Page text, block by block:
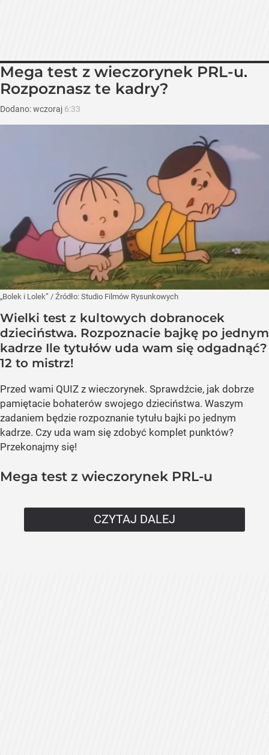
Mega test z wieczorynek PRL-u.
Rozpoznasz te kadry?
Dodano:wczoraj 6:33
„Bolek i Lolek” / Źródło: Studio Filmów Rysunkowych
Wielki test z kultowych dobranocek
dzieciństwa. Rozpoznacie bajkę po jednym
kadrze Ile tytułów uda wam się odgadnąć?
12 to mistrz!
Przed wami QUIZ z wieczorynek. Sprawdźcie, jak dobrze
pamiętacie bohaterów swojego dzieciństwa. Waszym
zadaniem będzie rozpoznanie tytułu bajki po jednym
kadrze. Czy uda wam się zdobyć komplet punktów?
Przekonajmy się!
Mega test z wieczorynek PRL-u
CZYTAJ DALEJ